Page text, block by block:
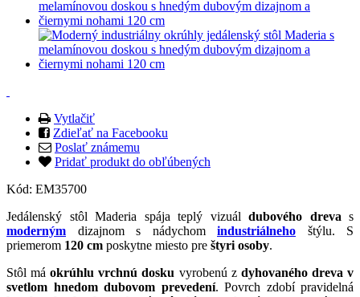
Vytlačiť
Zdieľať na Facebooku
Poslať známemu
Pridať produkt do obľúbených
Kód: EM35700
Jedálenský stôl Maderia spája teplý vizuál dubového dreva s
moderným dizajnom s nádychom industriálneho štýlu. S
priemerom 120 cm poskytne miesto pre štyri osoby.
Stôl máokrúhlu vrchnú dosku vyrobenú z dyhovaného dreva v
svetlom hnedom dubovom prevedení. Povrch zdobí pravidelná